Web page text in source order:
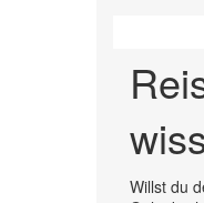
Willst du